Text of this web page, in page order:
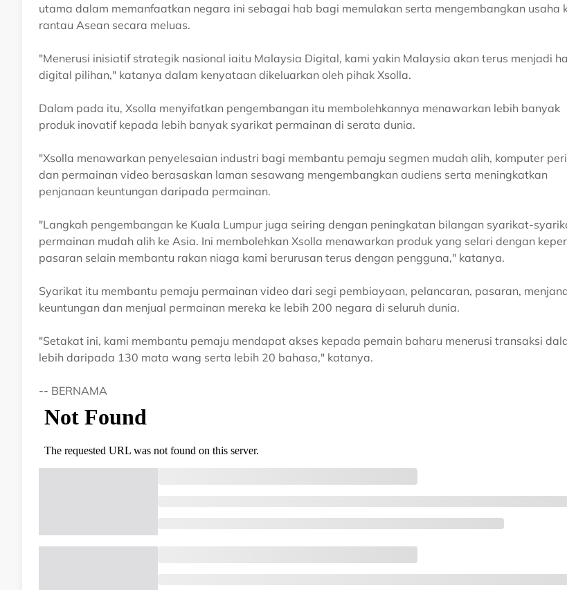
utama dalam memanfaatkan negara ini sebagai hab bagi memulakan serta mengembangkan usaha
rantau Asean secara meluas.
"Menerusi inisiatif strategik nasional iaitu Malaysia Digital, kami yakin Malaysia akan terus menjadi
digital pilihan," katanya dalam kenyataan dikeluarkan oleh pihak Xsolla.
Dalam pada itu, Xsolla menyifatkan pengembangan itu membolehkannya menawarkan lebih banyak
produk inovatif kepada lebih banyak syarikat permainan di serata dunia.
"Xsolla menawarkan penyelesaian industri bagi membantu pemaju segmen mudah alih, komputer
dan permainan video berasaskan laman sesawang mengembangkan audiens serta meningkatkan
penjanaan keuntungan daripada permainan.
"Langkah pengembangan ke Kuala Lumpur juga seiring dengan peningkatan bilangan syarikat-
permainan mudah alih ke Asia. Ini membolehkan Xsolla menawarkan produk yang selari dengan
pasaran selain membantu rakan niaga kami berurusan terus dengan pengguna," katanya.
Syarikat itu membantu pemaju permainan video dari segi pembiayaan, pelancaran, pasaran,
keuntungan dan menjual permainan mereka ke lebih 200 negara di seluruh dunia.
"Setakat ini, kami membantu pemaju mendapat akses kepada pemain baharu menerusi transaksi
lebih daripada 130 mata wang serta lebih 20 bahasa," katanya.
-- BERNAMA